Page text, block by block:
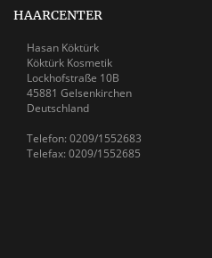
HAARCENTER
Hasan Köktürk
Köktürk Kosmetik
Lockhofstraße 10B
45881 Gelsenkirchen
Deutschland
Telefon: 0209/1552683
Telefax: 0209/1552685